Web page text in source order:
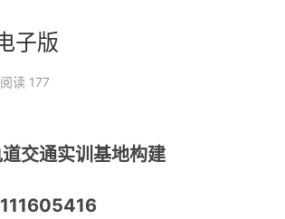
子版
阅读 177
交通实训基地构建